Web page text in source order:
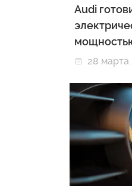
Audi
28 марта